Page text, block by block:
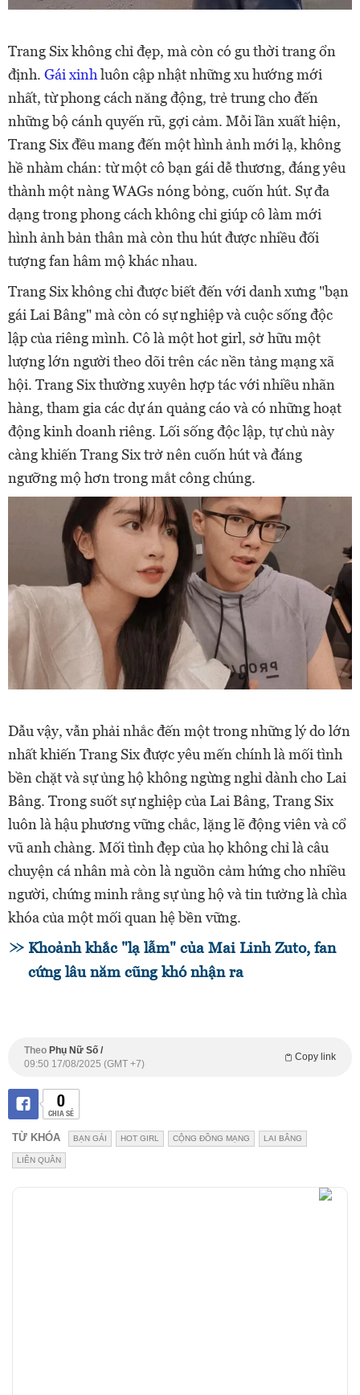
Trang Six không chỉ đẹp, mà còn có gu thời trang ổn
định. Gái xinhluôn cập nhật những xu hướng mới
nhất, từ phong cách năng động, trẻ trung cho đến
những bộ cánh quyến rũ, gợi cảm. Mỗi lần xuất hiện,
Trang Six đều mang đến một hình ảnh mới lạ, không
hề nhàm chán: từ một cô bạn gái dễ thương, đáng yêu
thành một nàng WAGs nóng bỏng, cuốn hút. Sự đa
dạng trong phong cách không chỉ giúp cô làm mới
hình ảnh bản thân mà còn thu hút được nhiều đối
tượng fan hâm mộ khác nhau.
Trang Six không chỉ được biết đến với danh xưng "bạn
gái Lai Bâng" mà còn có sự nghiệp và cuộc sống độc
lập của riêng mình. Cô là một hot girl, sở hữu một
lượng lớn người theo dõi trên các nền tảng mạng xã
hội. Trang Six thường xuyên hợp tác với nhiều nhãn
hàng, tham gia các dự án quảng cáo và có những hoạt
động kinh doanh riêng. Lối sống độc lập, tự chủ này
càng khiến Trang Six trở nên cuốn hút và đáng
ngưỡng mộ hơn trong mắt công chúng.
Dẫu vậy, vẫn phải nhắc đến một trong những lý do lớn
nhất khiến Trang Six được yêu mến chính là mối tình
bền chặt và sự ủng hộ không ngừng nghỉ dành cho Lai
Bâng. Trong suốt sự nghiệp của Lai Bâng, Trang Six
luôn là hậu phương vững chắc, lặng lẽ động viên và cổ
vũ anh chàng. Mối tình đẹp của họ không chỉ là câu
chuyện cá nhân mà còn là nguồn cảm hứng cho nhiều
người, chứng minh rằng sự ủng hộ và tin tưởng là chìa
khóa của một mối quan hệ bền vững.
Khoảnh khắc "lạ lẫm" của Mai Linh Zuto, fan
cứng lâu năm cũng khó nhận ra
Theo Phụ Nữ Số /
Copy link
09:50 17/08/2025 (GMT +7)
0
CHIA SẺ
TỪ KHÓA BẠN GÁI HOT GIRL CỘNG ĐỒNG MẠNG LAI BÂNG
LIÊN QUÂN